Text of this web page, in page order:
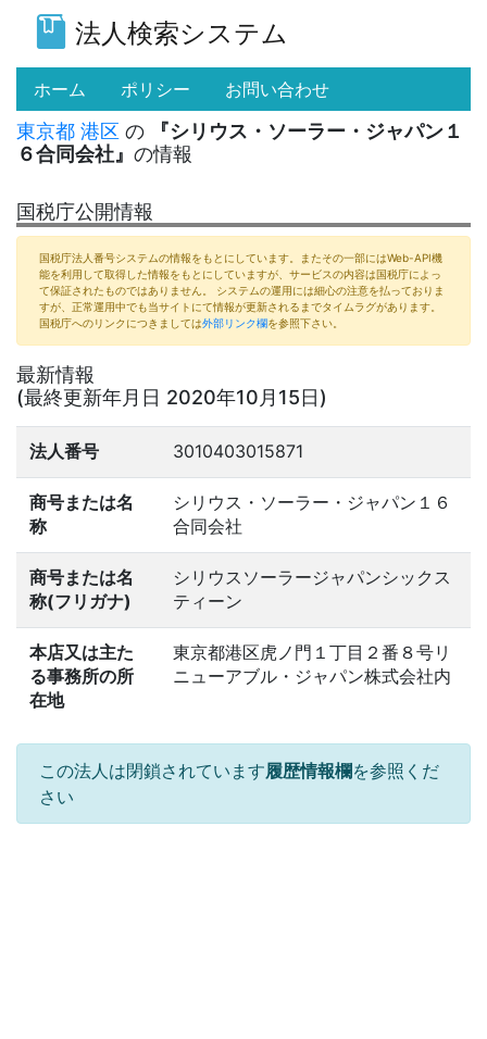
法人検索システム
ホーム (current)
ポリシー お問い合わせ
東京都 港区 の
『シリウス・ソーラー・ジャパン１
６合同会社』 の情報
国税庁公開情報
国税庁法人番号システムの情報をもとにしています。またその一部にはWeb-API機
能を利用して取得した情報をもとにしていますが、サービスの内容は国税庁によっ
て保証されたものではありません。 システムの運用には細心の注意を払っておりま
すが、正常運用中でも当サイトにて情報が更新されるまでタイムラグがあります。
国税庁へのリンクにつきましては外部リンク欄を参照下さい。
最新情報
(最終更新年月日 2020年10月15日)
法人番号 3010403015871
商号または名
称
シリウス・ソーラー・ジャパン１６
合同会社
商号または名
称(フリガナ)
シリウスソーラージャパンシックス
ティーン
本店又は主た
る事務所の所
在地
東京都港区虎ノ門１丁目２番８号リ
ニューアブル・ジャパン株式会社内
この法人は閉鎖されています履歴情報欄を参照くだ
さい